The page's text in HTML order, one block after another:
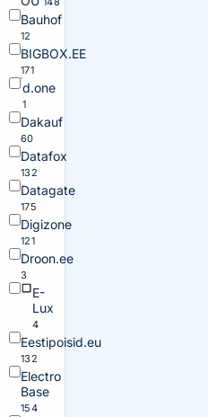
Bauhof
12
BIGBOX.EE
171
d.one
1
Dakauf
60
Datafox
132
Datagate
175
Digizone
121
Droon.ee
3
E-
Lux
4
Eestipoisid.eu
132
Electro
Base
154